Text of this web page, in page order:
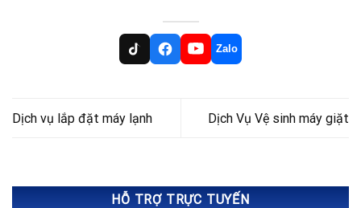
Zalo
Dịch vụ lắp đặt máy lạnh Dịch Vụ Vệ sinh máy giặt
HỖ TRỢ TRỰC TUYẾN